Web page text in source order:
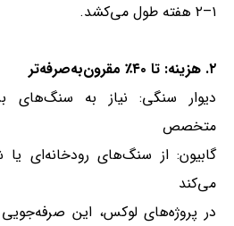
۱–۲ هفته طول می‌کشد.
۲. هزینه: تا ۴۰٪ مقرون‌به‌صرفه‌تر
دیوار سنگی: نیاز به سنگ‌های
متخصص
گابیون: از سنگ‌های رودخانه‌ای یا
می‌کند
در پروژه‌های لوکس، این